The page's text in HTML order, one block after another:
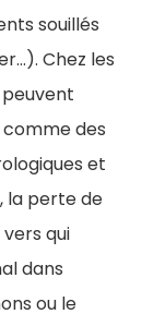
souillés
Chez les
des
et
la perte de
qui
dans
ou le